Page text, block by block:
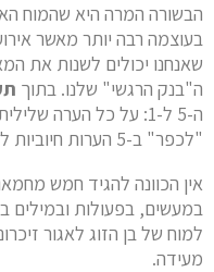
הבשורה המרה היא שהמוח
בעוצמה רבה יותר מאשר
שאנחנו יכולים לשנות את
ה"בנק הרגשי" שלנו. בתוך
ה-5 ל-1: על כל הערה
"לכפר" ב-5 הערות חיוביות לפחות.
אין הכוונה להגיד חמש
במעשים, בפעולות ובמילים
למוח של בן הזוג לאגור
מעידה.